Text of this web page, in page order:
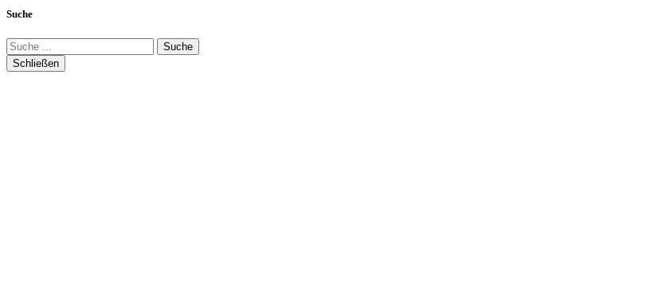
Suche
Suche
Schließen